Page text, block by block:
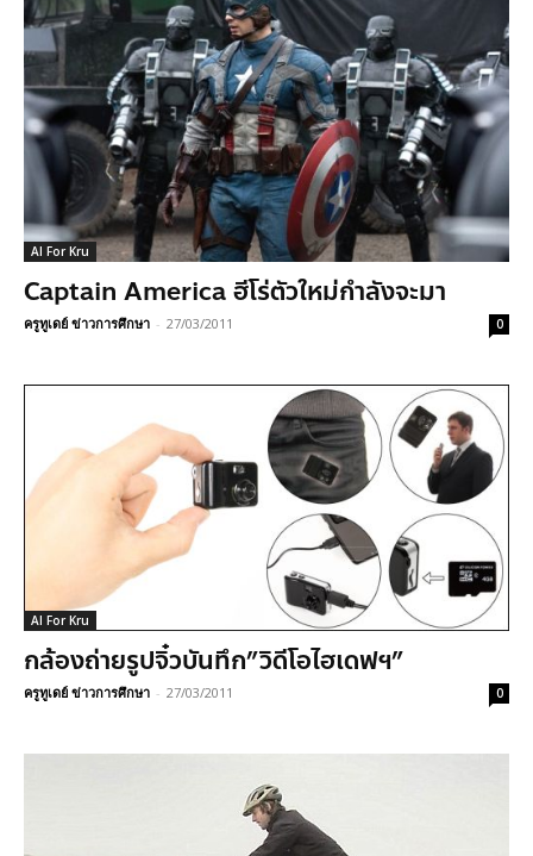
AI For Kru
Captain America ฮีโร่ตัวใหม่กำลังจะมา
ครูทูเดย์ ข่าวการศึกษา - 27/03/2011 0
AI For Kru
กล้องถ่ายรูปจิ๋วบันทึก”วิดีโอไฮเดฟฯ”
ครูทูเดย์ ข่าวการศึกษา - 27/03/2011 0